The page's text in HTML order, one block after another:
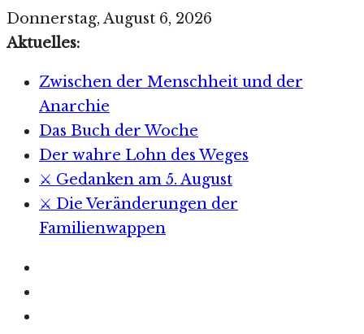
Zum
Inhalt
Donnerstag, August 6, 2026
Aktuelles:
Zwischen der Menschheit und der
Anarchie
Das Buch der Woche
Der wahre Lohn des Weges
⚔️ Gedanken am 5. August
⚔️ Die Veränderungen der
Familienwappen